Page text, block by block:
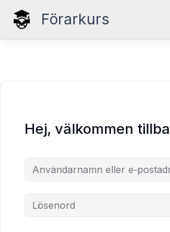
Hoppa
Förarkurs
Hej, välkommen